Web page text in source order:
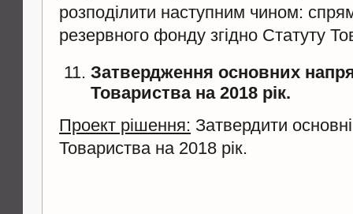
розподілити наступним чином:
резервного фонду згідно Статуту
Затвердження основних
Товариства на 2018 рік.
Проект рішення: Затвердити
Товариства на 2018 рік.